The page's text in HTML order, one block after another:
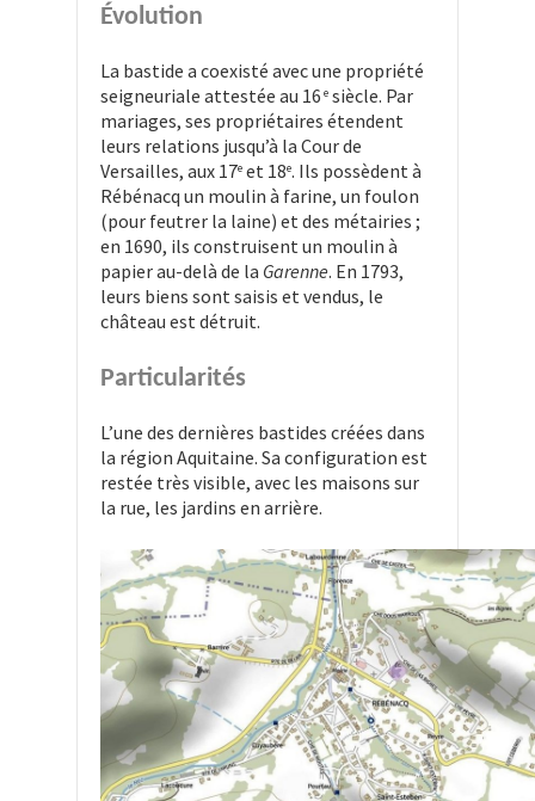
Évolution
La bastide a coexisté avec une propriété
seigneuriale attestée au 16 e siècle. Par
mariages, ses propriétaires étendent
leurs relations jusqu’à la Cour de
Versailles, aux 17e et 18e. Ils possèdent à
Rébénacq un moulin à farine, un foulon
(pour feutrer la laine) et des métairies ;
en 1690, ils construisent un moulin à
papier au-delà de la Garenne. En 1793,
leurs biens sont saisis et vendus, le
château est détruit.
Particularités
L’une des dernières bastides créées dans
la région Aquitaine. Sa configuration est
restée très visible, avec les maisons sur
la rue, les jardins en arrière.